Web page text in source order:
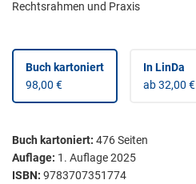
Rechtsrahmen und Praxis
Buch kartoniert
98,00 €
In LinDa
ab 32,00 €
Buch kartoniert: 476Seiten
Auflage: 1. Auflage 2025
ISBN: 9783707351774